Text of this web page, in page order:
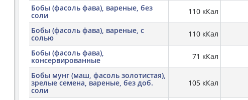
Бобы (фасоль фава), вареные, без
соли 110 кКал
Бобы (фасоль фава), вареные, с
солью 110 кКал
Бобы (фасоль фава),
консервированные 71 кКал
Бобы мунг (маш, фасоль золотистая),
зрелые семена, вареные, без доб.
соли
105 кКал